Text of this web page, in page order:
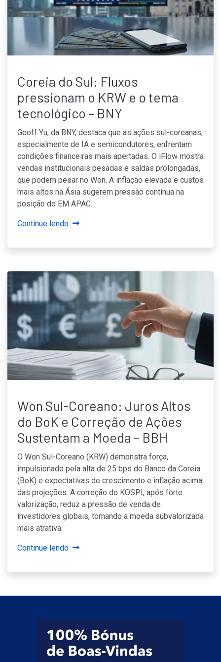
Coreia do Sul: Fluxos
pressionam o KRW e o tema
tecnológico – BNY
Geoff Yu, da BNY, destaca que as ações sul-coreanas,
especialmente de IA e semicondutores, enfrentam
condições financeiras mais apertadas. O iFlow mostra
vendas institucionais pesadas e saídas prolongadas,
que podem pesar no Won. A inflação elevada e custos
mais altos na Ásia sugerem pressão contínua na
posição do EM APAC.
Continue lendo
Won Sul-Coreano: Juros Altos
do BoK e Correção de Ações
Sustentam a Moeda – BBH
O Won Sul-Coreano (KRW) demonstra força,
impulsionado pela alta de 25 bps do Banco da Coreia
(BoK) e expectativas de crescimento e inflação acima
das projeções. A correção do KOSPI, após forte
valorização, reduz a pressão de venda de
investidores globais, tornando a moeda subvalorizada
mais atrativa.
Continue lendo